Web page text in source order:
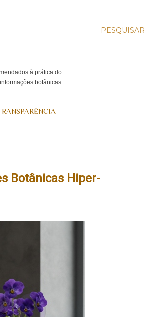
PESQUISAR
à prática do
botânicas
Botânicas Hiper-